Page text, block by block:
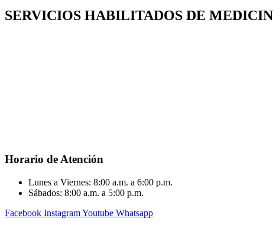
SERVICIOS HABILITADOS DE
Horario de Atención
Lunes a Viernes: 8:00 a.m. a 6:00 p.m.
Sábados: 8:00 a.m. a 5:00 p.m.
Facebook InstagramYoutube Whatsapp